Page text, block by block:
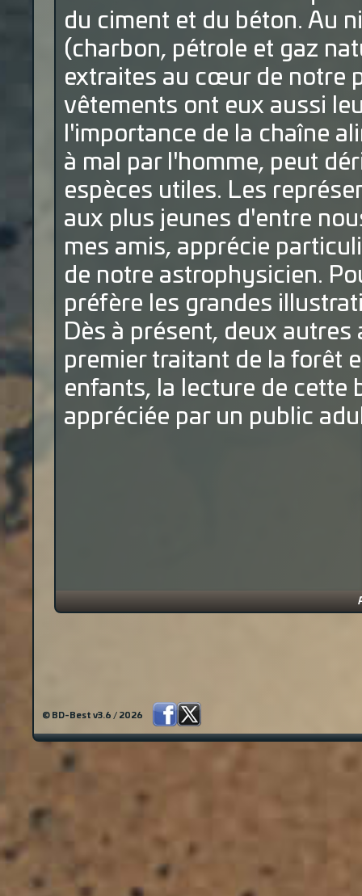
du ciment et du béton. Au
(charbon, pétrole et gaz
extraites au cœur de notre
vêtements ont eux aussi
l'importance de la chaîne
à mal par l'homme, peut
espèces utiles. Les
aux plus jeunes d'entre
mes amis, apprécie
de notre astrophysicien.
préfère les grandes
Dès à présent, deux
premier traitant de la forêt
enfants, la lecture de cette
appréciée par un public
© BD-Best v3.6 / 2026